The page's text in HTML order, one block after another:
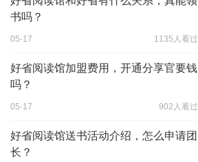
书吗？
05-17 1135人看过
好省阅读馆加盟费用，开通分享官要钱
吗？
05-17 902人看过
好省阅读馆送书活动介绍，怎么申请团
长？